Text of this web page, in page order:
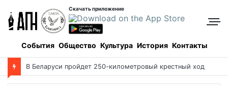
Скачать приложение
События Общество Культура История Контакты